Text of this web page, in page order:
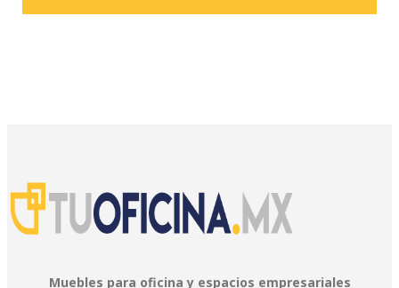
Muebles para oficina y espacios empresariales